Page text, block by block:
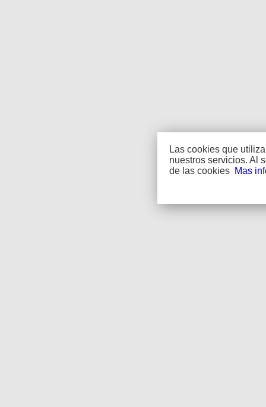
Las cookies que
nuestros servicios. Al
de las cookies
Mas